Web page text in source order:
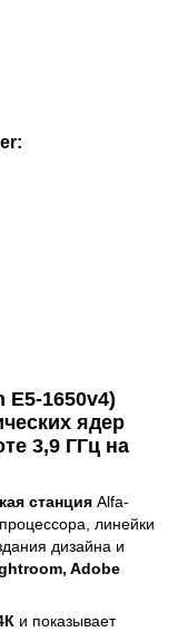
Е5-1650v4)
ядер
3,9 ГГц на
станция Alfa-
линейки
дизайна и
Adobe
и показывает